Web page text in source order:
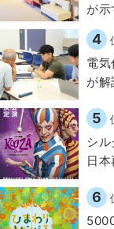
が示
4
電
が
5
シ
日
6